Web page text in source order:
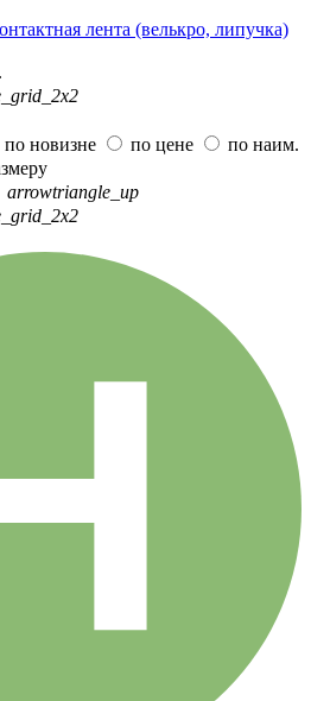
лента (велькро, липучка)
по новизне по цене
по наим.
arrowtriangle_up